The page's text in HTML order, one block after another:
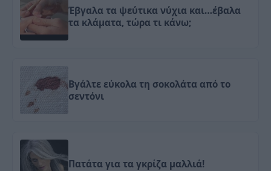
Έβγαλα τα ψεύτικα νύχια και…έβαλα
τα κλάματα, τώρα τι κάνω;
Βγάλτε εύκολα τη σοκολάτα από το
σεντόνι
Πατάτα για τα γκρίζα μαλλιά!